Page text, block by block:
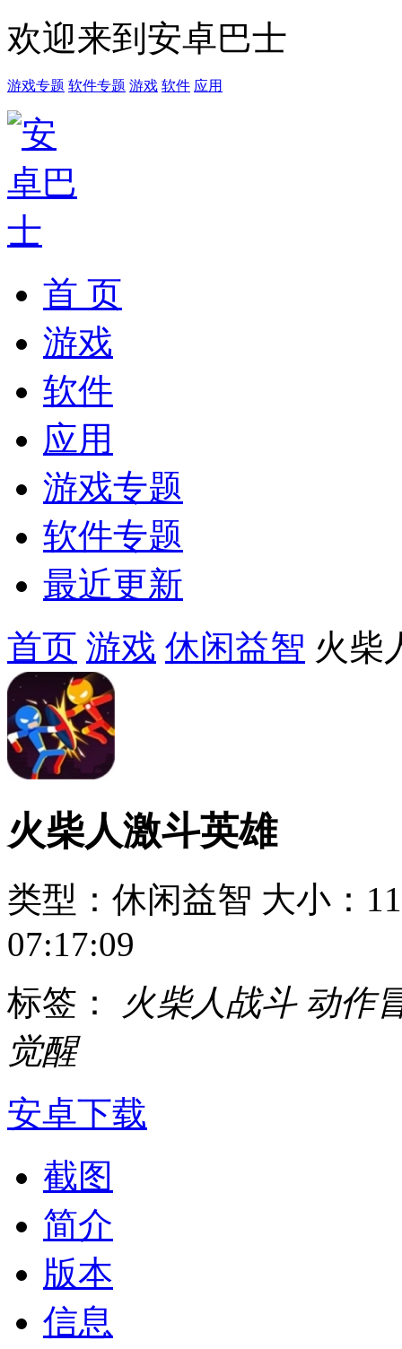
欢迎来到安卓巴士
游戏专题 软件专题 游戏 软件 应用
首 页
游戏
软件
应用
游戏专题
软件专题
最近更新
首页 游戏 休闲益智 火柴
火柴人激斗英雄
类型：休闲益智 大小：
07:17:09
标签：
火柴人战斗 动作
觉醒
安卓下载
截图
简介
版本
信息